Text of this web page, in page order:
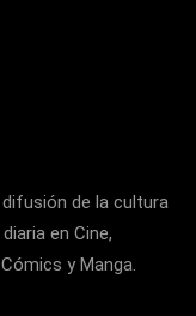
de la cultura
en Cine,
y Manga.